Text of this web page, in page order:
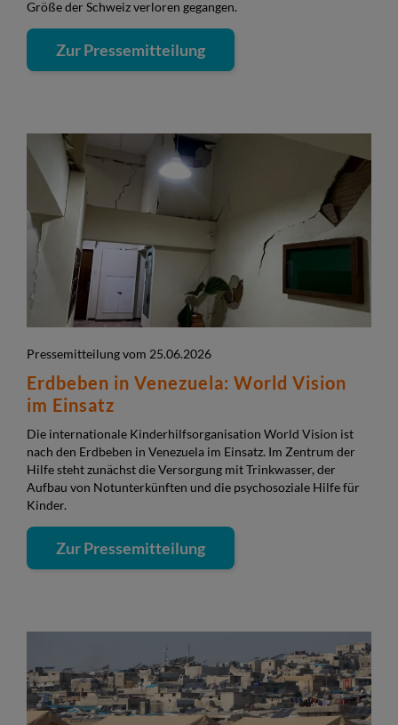
Größe der Schweiz verloren gegangen.
Zur Pressemitteilung
Pressemitteilung vom 25.06.2026
Erdbeben in Venezuela: World Vision
im Einsatz
Die internationale Kinderhilfsorganisation World Vision ist
nach den Erdbeben in Venezuela im Einsatz. Im Zentrum der
Hilfe steht zunächst die Versorgung mit Trinkwasser, der
Aufbau von Notunterkünften und die psychosoziale Hilfe für
Kinder.
Zur Pressemitteilung